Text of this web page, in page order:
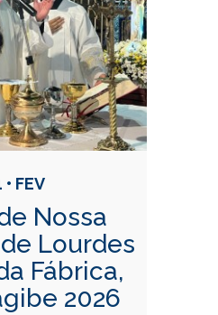
• FEV
Nossa
Lourdes
Fábrica,
2026